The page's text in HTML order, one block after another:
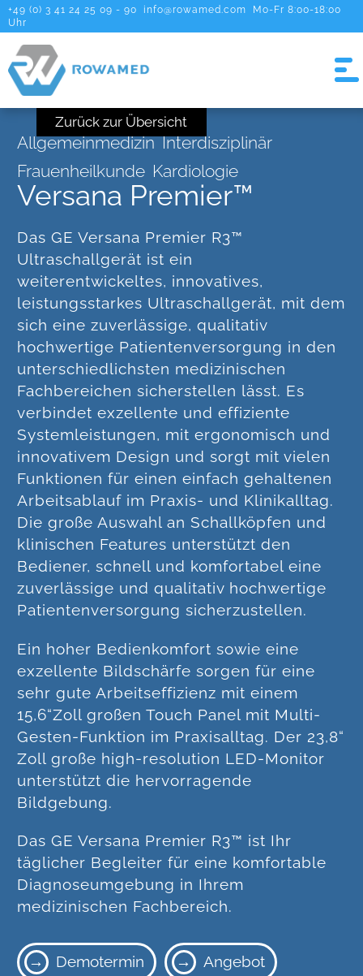
+49 (0) 3 41 24 25 09 - 90 info@rowamed.com
Mo-Fr 8:00-18:00
Uhr
Zurück zur Übersicht
Allgemeinmedizin
Interdisziplinär
Frauenheilkunde Kardiologie
Versana Premier™
Das GE Versana Premier R3™
Ultraschallgerät ist ein
weiterentwickeltes, innovatives,
leistungsstarkes Ultraschallgerät, mit dem
sich eine zuverlässige, qualitativ
hochwertige Patientenversorgung in den
unterschiedlichsten medizinischen
Fachbereichen sicherstellen lässt. Es
verbindet exzellente und effiziente
Systemleistungen, mit ergonomisch und
innovativem Design und sorgt mit vielen
Funktionen für einen einfach gehaltenen
Arbeitsablauf im Praxis- und Klinikalltag.
Die große Auswahl an Schallköpfen und
klinischen Features unterstützt den
Bediener, schnell und komfortabel eine
zuverlässige und qualitativ hochwertige
Patientenversorgung sicherzustellen.
Ein hoher Bedienkomfort sowie eine
exzellente Bildschärfe sorgen für eine
sehr gute Arbeitseffizienz mit einem
15,6“Zoll großen Touch Panel mit Multi-
Gesten-Funktion im Praxisalltag. Der 23,8“
Zoll große high-resolution LED-Monitor
unterstützt die hervorragende
Bildgebung.
Das GE Versana Premier R3™ ist Ihr
täglicher Begleiter für eine komfortable
Diagnoseumgebung in Ihrem
medizinischen Fachbereich.
Demotermin Angebot